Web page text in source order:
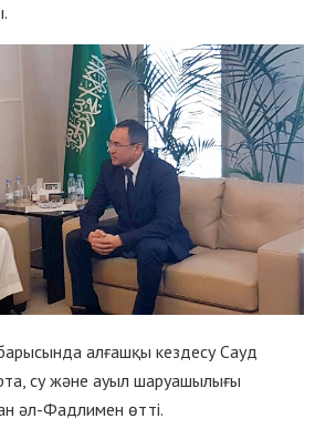
алғашқы кездесу Сауд
су және ауыл шаруашылығы
әл-Фадлимен өтті.